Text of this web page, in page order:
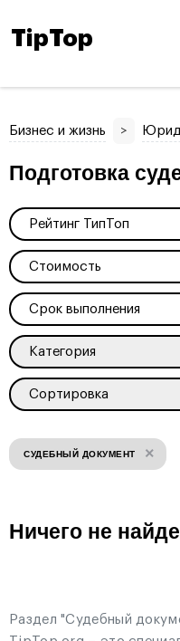
TipTop
Бизнес и жизнь >
Подготовка
Рейтинг ТипТоп
Стоимость
Срок выполнения
Категория
Сортировка
СУДЕБНЫЙ ДОКУМЕНТ ×
Ничего не
Раздел "Судебный